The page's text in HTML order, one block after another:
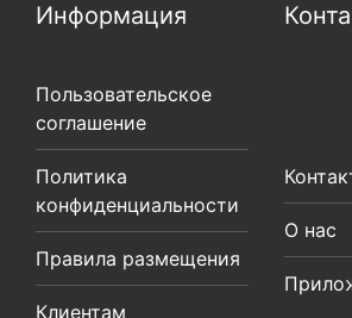
Информация
Пользовательское
соглашение
Политика
конфиденциальности
Правила размещения
Клиентам
О нас